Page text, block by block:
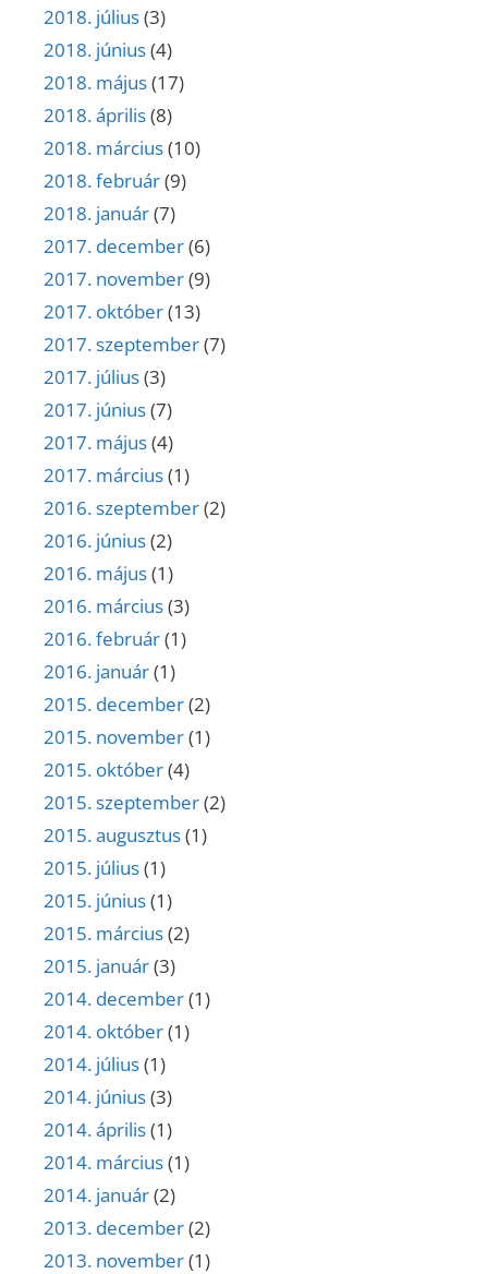
2018. július(3)
2018. június(4)
2018. május(17)
2018. április(8)
2018. március(10)
2018. február(9)
2018. január(7)
2017. december(6)
2017. november(9)
2017. október(13)
2017. szeptember(7)
2017. július(3)
2017. június(7)
2017. május(4)
2017. március(1)
2016. szeptember(2)
2016. június(2)
2016. május(1)
2016. március(3)
2016. február(1)
2016. január(1)
2015. december(2)
2015. november(1)
2015. október(4)
2015. szeptember(2)
2015. augusztus(1)
2015. július(1)
2015. június(1)
2015. március(2)
2015. január(3)
2014. december(1)
2014. október(1)
2014. július(1)
2014. június(3)
2014. április(1)
2014. március(1)
2014. január(2)
2013. december(2)
2013. november(1)